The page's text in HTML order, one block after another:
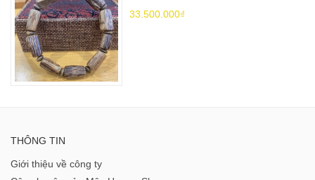
33.500.000₫
THÔNG TIN
Giới thiệu về công ty